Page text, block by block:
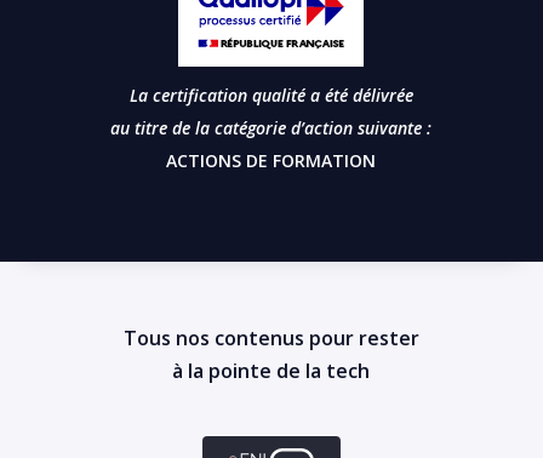
La certification qualité a été délivrée
au titre de la catégorie d’action suivante :
ACTIONS DE FORMATION
Tous nos contenus pour rester
à la pointe de la tech